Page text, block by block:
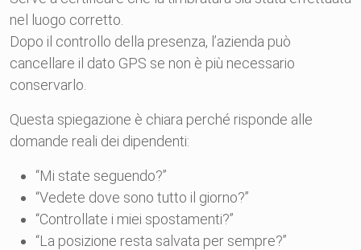
nel luogo corretto.
Dopo il controllo della presenza, l’azienda può
cancellare il dato GPS se non è più necessario
conservarlo.
Questa spiegazione è chiara perché risponde alle
domande reali dei dipendenti:
“Mi state seguendo?”
“Vedete dove sono tutto il giorno?”
“Controllate i miei spostamenti?”
“La posizione resta salvata per sempre?”